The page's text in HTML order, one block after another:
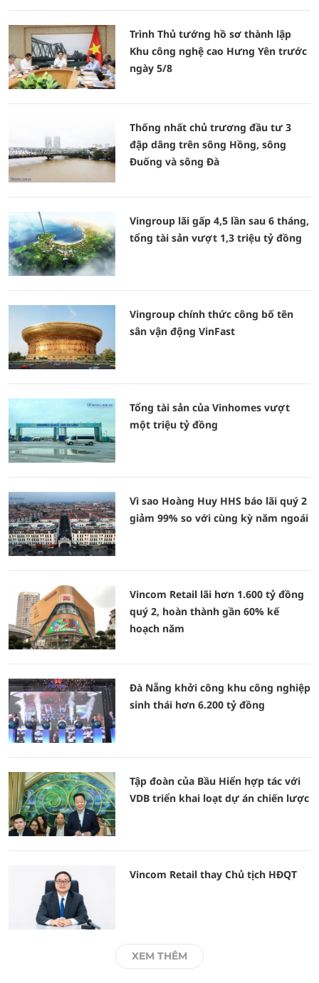
Trình Thủ tướng hồ sơ thành lập
Khu công nghệ cao Hưng Yên trước
ngày 5/8
Thống nhất chủ trương đầu tư 3
đập dâng trên sông Hồng, sông
Đuống và sông Đà
Vingroup lãi gấp 4,5 lần sau 6 tháng,
tổng tài sản vượt 1,3 triệu tỷ đồng
Vingroup chính thức công bố tên
sân vận động VinFast
Tổng tài sản của Vinhomes vượt
một triệu tỷ đồng
Vì sao Hoàng Huy HHS báo lãi quý 2
giảm 99% so với cùng kỳ năm ngoái
Vincom Retail lãi hơn 1.600 tỷ đồng
quý 2, hoàn thành gần 60% kế
hoạch năm
Đà Nẵng khởi công khu công nghiệp
sinh thái hơn 6.200 tỷ đồng
Tập đoàn của Bầu Hiển hợp tác với
VDB triển khai loạt dự án chiến lược
Vincom Retail thay Chủ tịch HĐQT
XEM THÊM